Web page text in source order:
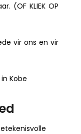
(OF KLIEK OP
vir ons en vir
Kobe